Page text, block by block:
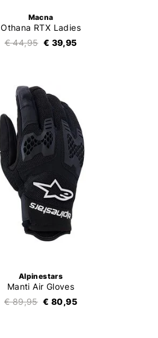
Macna
Othana RTX Ladies
€ 44,95 € 39,95
Alpinestars
Manti Air Gloves
€ 89,95 € 80,95